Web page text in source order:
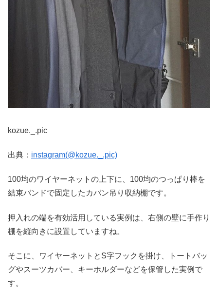
kozue._.pic
出典： instagram(@kozue._.pic)
100均のワイヤーネットの上下に、100均のつっぱり棒を
結束バンドで固定したカバン吊り収納棚です。
押入れの端を有効活用している実例は、右側の壁に手作り
棚を縦向きに設置していますね。
そこに、ワイヤーネットとS字フックを掛け、トートバッ
グやスーツカバー、キーホルダーなどを保管した実例で
す。